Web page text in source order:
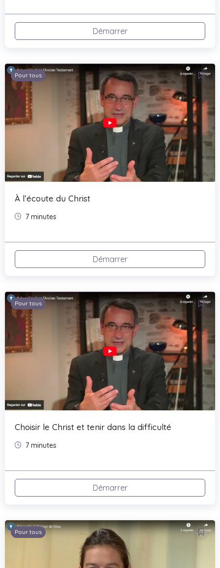
Démarrer
Pour tous
À l’écoute du Christ
7 minutes
Démarrer
Pour tous
Choisir le Christ et tenir dans la difficulté
7 minutes
Démarrer
Pour tous